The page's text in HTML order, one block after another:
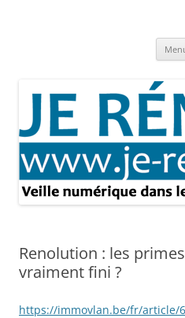
Renolution : les
vraiment fini ?
https://immovlan.be/fr/article/